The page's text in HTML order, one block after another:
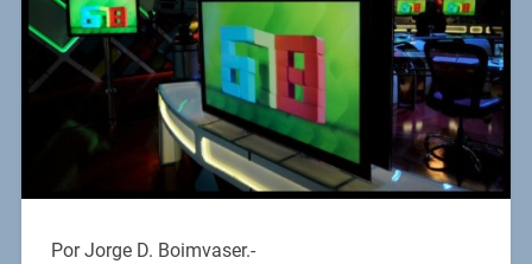
Por Jorge D. Boimvaser.-